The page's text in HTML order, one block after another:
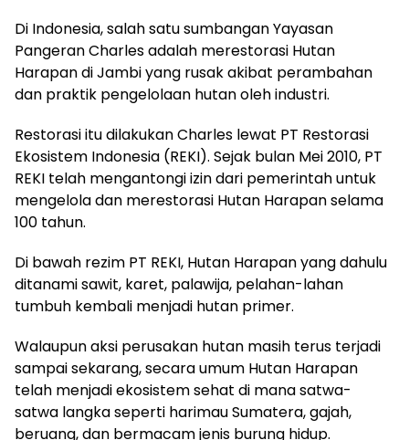
Di Indonesia, salah satu sumbangan Yayasan
Pangeran Charles adalah merestorasi Hutan
Harapan di Jambi yang rusak akibat perambahan
dan praktik pengelolaan hutan oleh industri.
Restorasi itu dilakukan Charles lewat PT Restorasi
Ekosistem Indonesia (REKI). Sejak bulan Mei 2010, PT
REKI telah mengantongi izin dari pemerintah untuk
mengelola dan merestorasi Hutan Harapan selama
100 tahun.
Di bawah rezim PT REKI, Hutan Harapan yang dahulu
ditanami sawit, karet, palawija, pelahan-lahan
tumbuh kembali menjadi hutan primer.
Walaupun aksi perusakan hutan masih terus terjadi
sampai sekarang, secara umum Hutan Harapan
telah menjadi ekosistem sehat di mana satwa-
satwa langka seperti harimau Sumatera, gajah,
beruang, dan bermacam jenis burung hidup.